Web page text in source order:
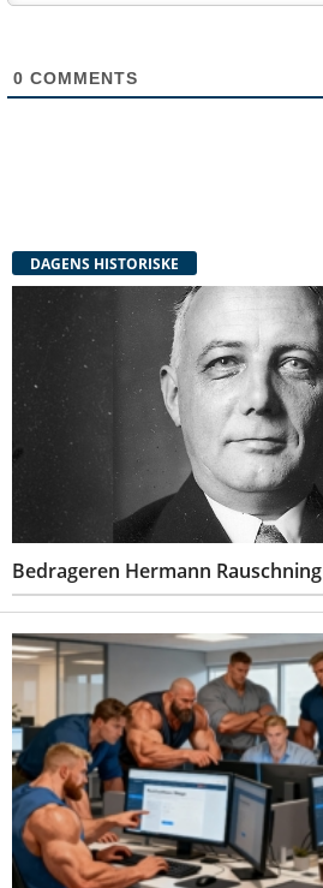
0 COMMENTS
DAGENS HISTORISKE
Bedrageren Hermann Rauschning